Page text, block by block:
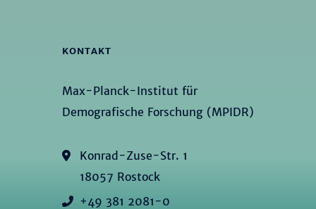
KONTAKT
Max-Planck-Institut für
Demografische Forschung (MPIDR)
Konrad-Zuse-Str. 1
18057 Rostock
+49 381 2081-0